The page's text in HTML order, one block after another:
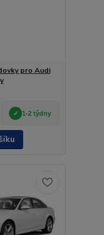
pro Audi
1-2 týdny